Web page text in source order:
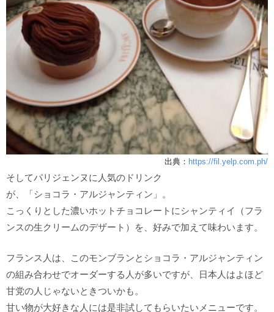
出典： https://fil.yelp.com.ph/
そしてパリジェンヌに人気のドリンク
が、「ショコラ・アルジャンティン」。
こっくりとした濃いホットチョコレートにシャンティイ（フラ
ンスの生クリームのデザート）を、好みで加えて味わいます。
フランス人は、このモンブランとショコラ・アルジャンティン
の組み合わせでオーダーする人が多いですが、日本人はよほど
甘党の人じゃないときついかも。
甘い物が大好きな人には是非試してもらいたいメニューです。